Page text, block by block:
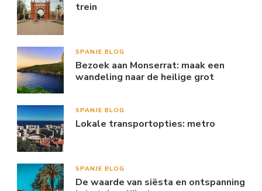
trein
SPANJE BLOG
Bezoek aan Monserrat: maak een
wandeling naar de heilige grot
SPANJE BLOG
Lokale transportopties: metro
SPANJE BLOG
De waarde van siësta en ontspanning